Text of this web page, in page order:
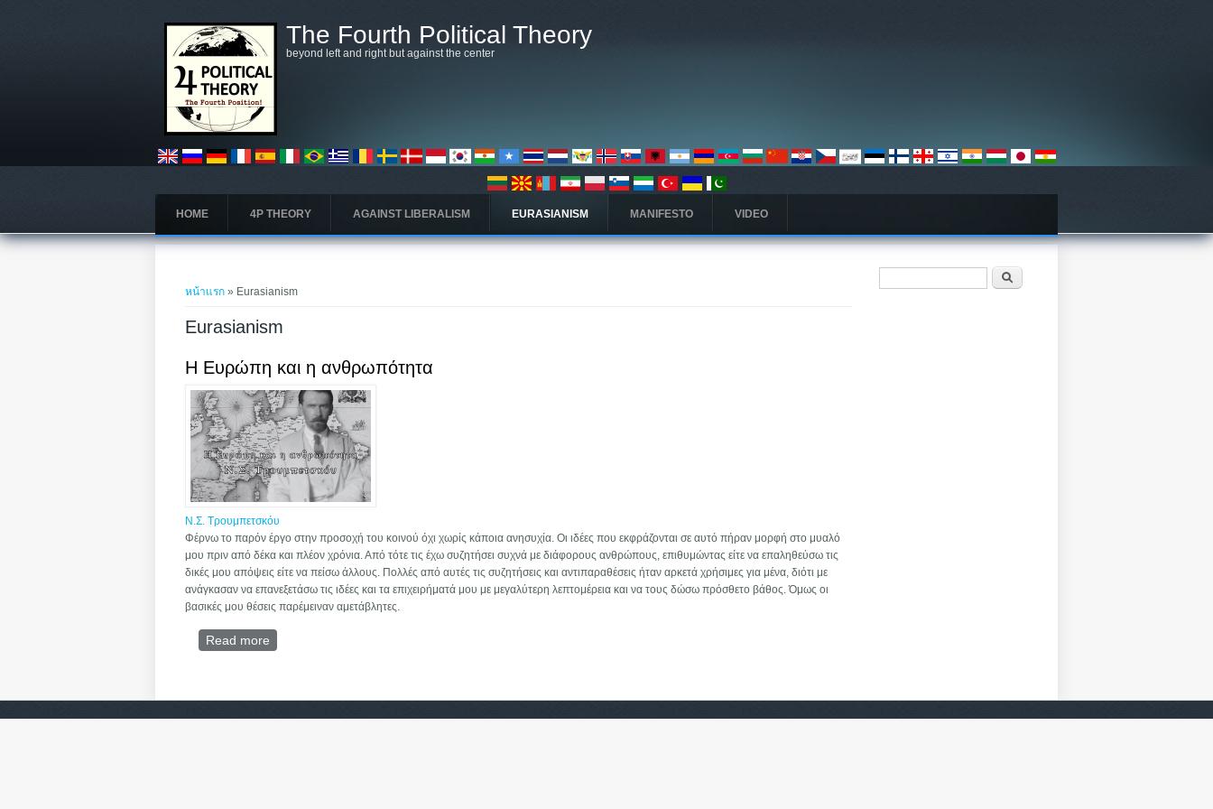
The Fourth Political Theory
beyond left and right but against the center
HOME 4P THEORY AGAINST LIBERALISM EURASIANISM MANIFESTO VIDEO
หน้าแรก » Eurasianism
Eurasianism
Η Ευρώπη και η ανθρωπότητα
Ν.Σ. Τρουμπετσκόυ
Φέρνω το παρόν έργο στην προσοχή του κοινού όχι χωρίς κάποια ανησυχία. Οι ιδέες που εκφράζονται σε αυτό πήραν μορφή στο μυαλό
μου πριν από δέκα και πλέον χρόνια. Από τότε τις έχω συζητήσει συχνά με διάφορους ανθρώπους, επιθυμώντας είτε να επαληθεύσω τις
δικές μου απόψεις είτε να πείσω άλλους. Πολλές από αυτές τις συζητήσεις και αντιπαραθέσεις ήταν αρκετά χρήσιμες για μένα, διότι με
ανάγκασαν να επανεξετάσω τις ιδέες και τα επιχειρήματά μου με μεγαλύτερη λεπτομέρεια και να τους δώσω πρόσθετο βάθος. Όμως οι
βασικές μου θέσεις παρέμειναν αμετάβλητες.
Read more